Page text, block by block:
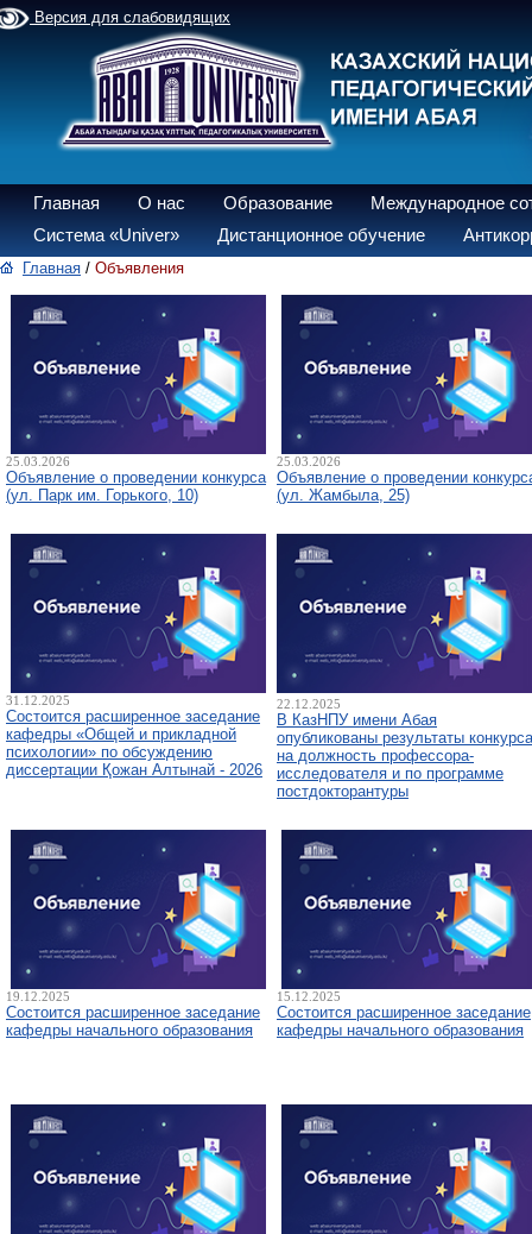
Версия для слабовидящих
Главная О нас Образование
Международное
Система «Univer»
Дистанционное обучение
Главная / Объявления
25.03.2026
Объявление о проведении конкурса
(ул. Парк им. Горького, 10)
25.03.2026
Объявление о проведении
(ул. Жамбыла, 25)
31.12.2025
Состоится расширенное заседание
кафедры «Общей и прикладной
психологии» по обсуждению
диссертации Қожан Алтынай - 2026
22.12.2025
В КазНПУ имени Абая
опубликованы результаты конкурса
на должность профессора-
исследователя и по программе
постдокторантуры
19.12.2025
Состоится расширенное заседание
кафедры начального образования
15.12.2025
Состоится расширенное заседание
кафедры начального образования